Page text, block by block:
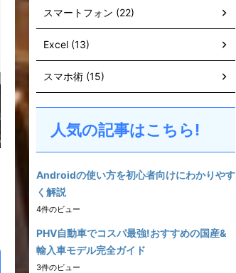
スマートフォン (22)
Excel (13)
スマホ術 (15)
人気の記事はこちら!
Androidの使い方を初心者向けにわかりやす
く解説
4件のビュー
PHV自動車でコスパ最強!おすすめの国産&
輸入車モデル完全ガイド
3件のビュー